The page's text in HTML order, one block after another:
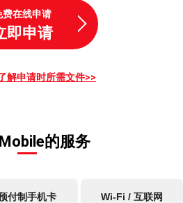
费在线申请
即申请
解申请时所需文件>>
的服务
付制手机卡 Wi-Fi / 互联网